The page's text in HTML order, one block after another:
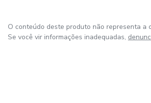
O conteúdo deste produto não representa a
Se você vir informações inadequadas,